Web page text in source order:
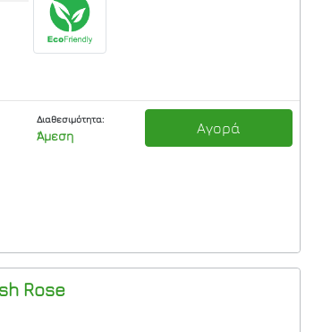
Διαθεσιμότητα:
Άμεση Αγορά
Rose